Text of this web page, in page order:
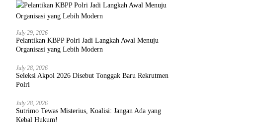
July 29, 2026
Pelantikan KBPP Polri Jadi Langkah Awal Menuju
Organisasi yang Lebih Modern
July 28, 2026
Seleksi Akpol 2026 Disebut Tonggak Baru Rekrutmen
Polri
July 28, 2026
Sutrimo Tewas Misterius, Koalisi: Jangan Ada yang
Kebal Hukum!